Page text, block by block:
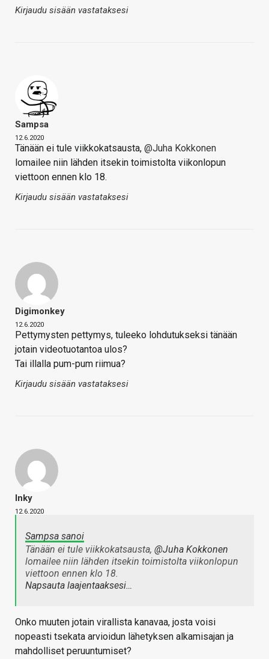
Kirjaudu sisään vastataksesi
Sampsa
12.6.2020
Tänään ei tule viikkokatsausta, @Juha Kokkonen
lomailee niin lähden itsekin toimistolta viikonlopun
viettoon ennen klo 18.
Kirjaudu sisään vastataksesi
Digimonkey
12.6.2020
Pettymysten pettymys, tuleeko lohdutukseksi tänään
jotain videotuotantoa ulos?
Tai illalla pum-pum riimua?
Kirjaudu sisään vastataksesi
Inky
12.6.2020
Sampsa sanoi
Tänään ei tule viikkokatsausta, @Juha Kokkonen
lomailee niin lähden itsekin toimistolta viikonlopun
viettoon ennen klo 18.
Napsauta laajentaaksesi…
Onko muuten jotain virallista kanavaa, josta voisi
nopeasti tsekata arvioidun lähetyksen alkamisajan ja
mahdolliset peruuntumiset?